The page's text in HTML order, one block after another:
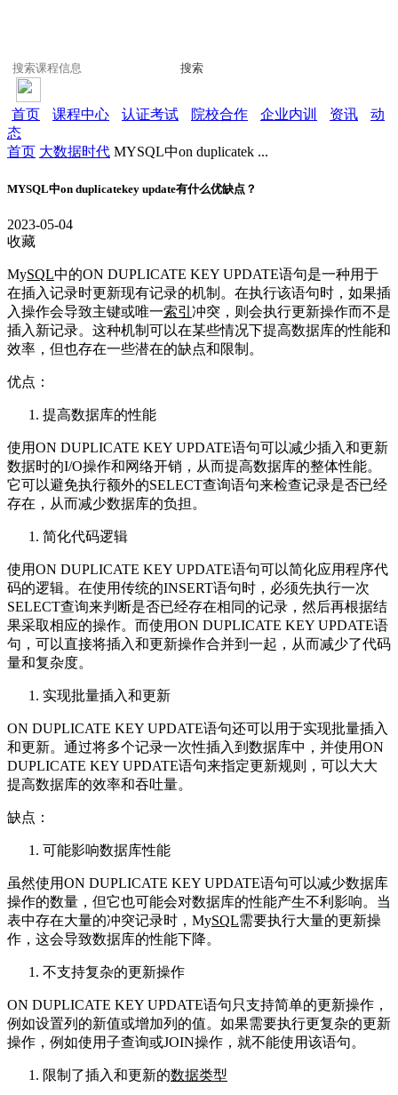
搜索
首页 课程中心 认证考试 院校合作 企业内训 资讯
动
态
首页 大数据时代 MYSQL中on duplicatek ...
MYSQL中on duplicatekey update有什么优缺点？
2023-05-04
收藏
MySQL中的ON DUPLICATE KEY UPDATE语句是一种用于
在插入记录时更新现有记录的机制。在执行该语句时，如果插
入操作会导致主键或唯一索引 冲突，则会执行更新操作而不是
插入新记录。这种机制可以在某些情况下提高数据库的性能和
效率，但也存在一些潜在的缺点和限制。
优点：
提高数据库的性能
使用ON DUPLICATE KEY UPDATE语句可以减少插入和更新
数据时的I/O操作和网络开销，从而提高数据库的整体性能。
它可以避免执行额外的SELECT查询语句来检查记录是否已经
存在，从而减少数据库的负担。
简化代码逻辑
使用ON DUPLICATE KEY UPDATE语句可以简化应用程序代
码的逻辑。在使用传统的INSERT语句时，必须先执行一次
SELECT查询来判断是否已经存在相同的记录，然后再根据结
果采取相应的操作。而使用ON DUPLICATE KEY UPDATE语
句，可以直接将插入和更新操作合并到一起，从而减少了代码
量和复杂度。
实现批量插入和更新
ON DUPLICATE KEY UPDATE语句还可以用于实现批量插入
和更新。通过将多个记录一次性插入到数据库中，并使用ON
DUPLICATE KEY UPDATE语句来指定更新规则，可以大大
提高数据库的效率和吞吐量。
缺点：
可能影响数据库性能
虽然使用ON DUPLICATE KEY UPDATE语句可以减少数据库
操作的数量，但它也可能会对数据库的性能产生不利影响。当
表中存在大量的冲突记录时，MySQL需要执行大量的更新操
作，这会导致数据库的性能下降。
不支持复杂的更新操作
ON DUPLICATE KEY UPDATE语句只支持简单的更新操作，
例如设置列的新值或增加列的值。如果需要执行更复杂的更新
操作，例如使用子查询或JOIN操作，就不能使用该语句。
限制了插入和更新的数据类型